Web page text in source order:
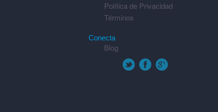
Política de Privacidad
Términos
Conecta
Blog